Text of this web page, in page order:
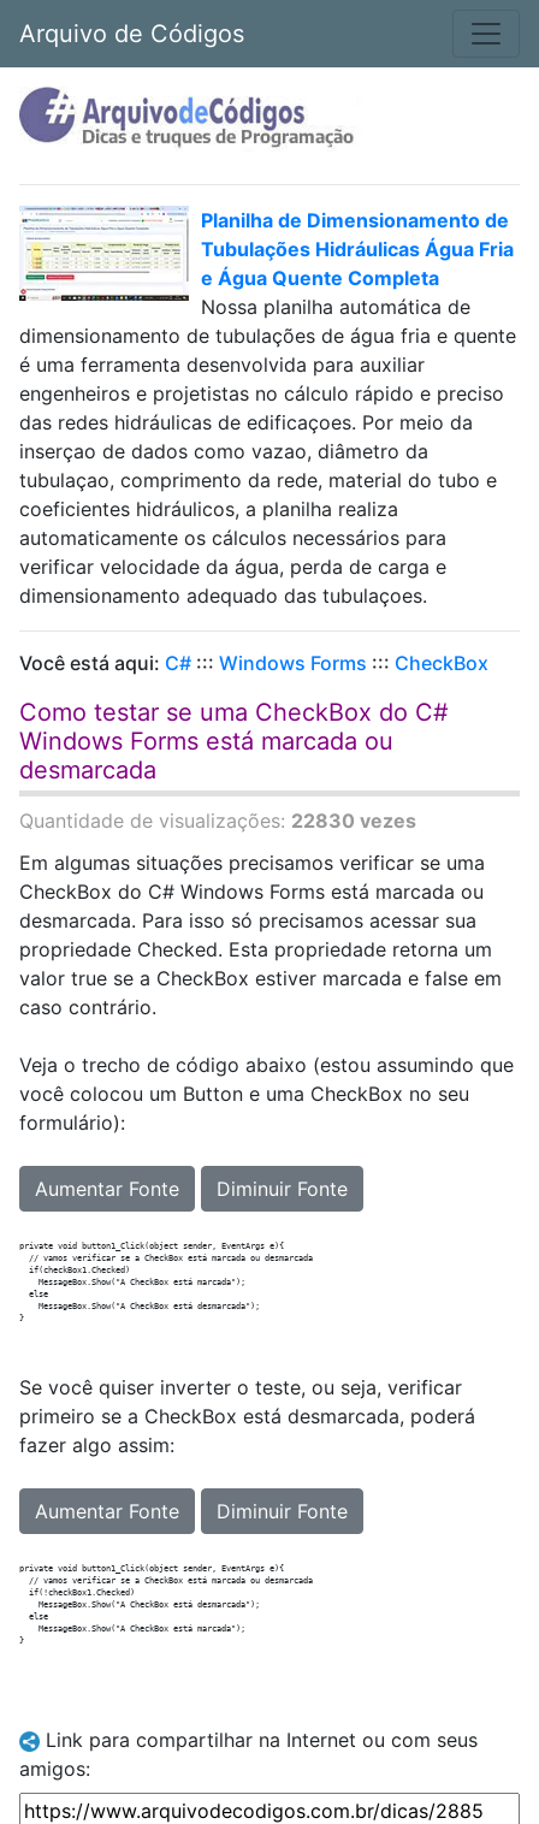
Arquivo de Códigos
Planilha de Dimensionamento de
Tubulações Hidráulicas Água Fria
e Água Quente Completa
Nossa planilha automática de
dimensionamento de tubulações de água fria e quente
é uma ferramenta desenvolvida para auxiliar
engenheiros e projetistas no cálculo rápido e preciso
das redes hidráulicas de edificaçoes. Por meio da
inserçao de dados como vazao, diâmetro da
tubulaçao, comprimento da rede, material do tubo e
coeficientes hidráulicos, a planilha realiza
automaticamente os cálculos necessários para
verificar velocidade da água, perda de carga e
dimensionamento adequado das tubulaçoes.
Você está aqui: C# ::: Windows Forms ::: CheckBox
Como testar se uma CheckBox do C#
Windows Forms está marcada ou
desmarcada
Quantidade de visualizações: 22830 vezes
Em algumas situações precisamos verificar se uma
CheckBox do C# Windows Forms está marcada ou
desmarcada. Para isso só precisamos acessar sua
propriedade Checked. Esta propriedade retorna um
valor true se a CheckBox estiver marcada e false em
caso contrário.
Veja o trecho de código abaixo (estou assumindo que
você colocou um Button e uma CheckBox no seu
formulário):
Aumentar Fonte Diminuir Fonte
private void button1_Click(object sender, EventArgs e){
  // vamos verificar se a CheckBox está marcada ou desmarcada
  if(checkBox1.Checked)
    MessageBox.Show("A CheckBox está marcada");
  else
    MessageBox.Show("A CheckBox está desmarcada");
Se você quiser inverter o teste, ou seja, verificar
primeiro se a CheckBox está desmarcada, poderá
fazer algo assim:
Aumentar Fonte Diminuir Fonte
private void button1_Click(object sender, EventArgs e){
  // vamos verificar se a CheckBox está marcada ou desmarcada
  if(!checkBox1.Checked)
    MessageBox.Show("A CheckBox está desmarcada");
  else
    MessageBox.Show("A CheckBox está marcada");
Link para compartilhar na Internet ou com seus
amigos: